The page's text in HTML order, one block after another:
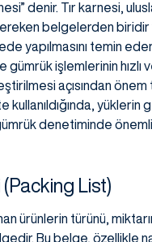
denir. Tır karnesi,
belgelerden biridir
yapılmasını temin
gümrük işlemlerinin hızlı
açısından önem
kullanıldığında, yüklerin
denetiminde
List)
ürünlerin türünü,
Bu belge, özellikle